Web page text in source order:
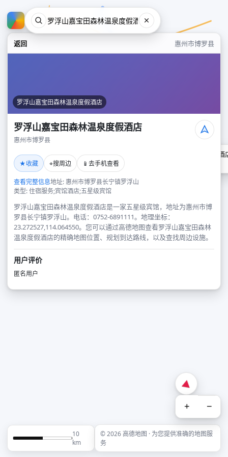
返回 惠州市博罗县
罗浮山嘉宝田森林温泉度假酒店
罗浮山嘉宝田森林温泉度假酒店
惠州市博罗县
★收藏 ⌖搜周边 📱 去手机查看
查看完整信息地址: 惠州市博罗县长宁镇罗浮山
类型: 住宿服务;宾馆酒店;五星级宾馆
罗浮山嘉宝田森林温泉度假酒店是一家五星级宾馆，地址为惠州市博
罗县长宁镇罗浮山。电话：0752-6891111。地理坐标：
23.272527,114.064550。您可以通过高德地图查看罗浮山嘉宝田森林
温泉度假酒店的精确地图位置、规划到达路线，以及查找周边设施。
用户评价
匿名用户
罗浮山嘉宝田森林温泉度假酒
+ −
10
km
© 2026 高德地图 · 为您提供准确的地图服
务